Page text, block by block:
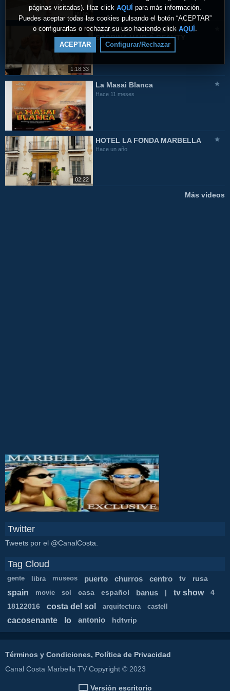
páginas visitadas). Haz click AQUÍ para más información.
Puedes aceptar todas las cookies pulsando el botón “ACEPTAR”
o configurarlas o rechazar su uso haciendo click AQUÍ
ACEPTAR Configurar/Rechazar
1:18:33
MARBELLA TE QUIERO -
SABRINA HAIR & BEAUTY
Hace 11 meses
La Masai Blanca
Hace 11 meses
02:22
HOTEL LA FONDA MARBELLA
Hace un año
Más vídeos
Twitter
Tweets por el @CanalCosta.
Tag Cloud
gente libra museos puerto churros centro tv rusa
spain movie sol casa español banus tv show
4
18122016
costa del sol arquitectura castell
cacosenante lo antonio hdtvrip
Términos y Condiciones, Política de Privacidad
Canal Costa Marbella TV Copyright © 2023
Versión escritorio